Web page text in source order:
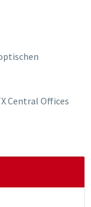
Central Offices